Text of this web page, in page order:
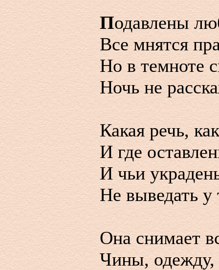
Подавлены
Все мнятся
Но в темноте
Ночь не
Какая речь,
И где
И чьи
Не выведать
Она снимает
Чины, одежду,